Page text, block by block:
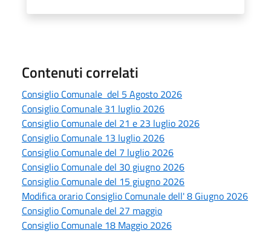
Contenuti correlati
Consiglio Comunale del 5 Agosto 2026
Consiglio Comunale 31 luglio 2026
Consiglio Comunale del 21 e 23 luglio 2026
Consiglio Comunale 13 luglio 2026
Consiglio Comunale del 7 luglio 2026
Consiglio Comunale del 30 giugno 2026
Consiglio Comunale del 15 giugno 2026
Modifica orario Consiglio Comunale dell' 8 Giugno 2026
Consiglio Comunale del 27 maggio
Consiglio Comunale 18 Maggio 2026